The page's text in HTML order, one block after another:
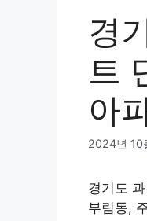
경
트
아
2024년 10
경기도
부림동,